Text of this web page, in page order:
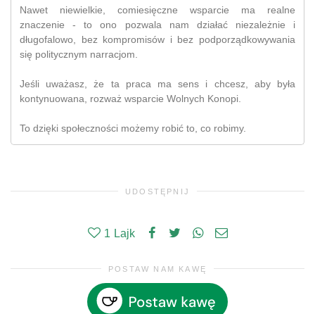
Nawet niewielkie, comiesięczne wsparcie ma realne
znaczenie - to ono pozwala nam działać niezależnie i
długofalowo, bez kompromisów i bez podporządkowywania
się politycznym narracjom.
Jeśli uważasz, że ta praca ma sens i chcesz, aby była
kontynuowana, rozważ wsparcie Wolnych Konopi.
To dzięki społeczności możemy robić to, co robimy.
UDOSTĘPNIJ
1 Lajk
POSTAW NAM KAWĘ